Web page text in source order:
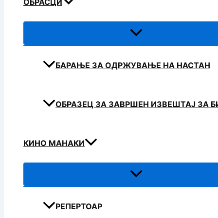
ОБРАСЦИ
БАРАЊЕ ЗА ОДРЖУВАЊЕ НА НАСТАН
ОБРАЗЕЦ ЗА ЗАВРШЕН ИЗВЕШТАЈ ЗА
КИНО МАНАКИ
РЕПЕРТОАР